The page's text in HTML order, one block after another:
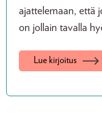
ajattelemaan, että
on jollain tavalla
Lue kirjoitus